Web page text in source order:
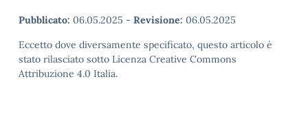
Pubblicato: 06.05.2025 - Revisione: 06.05.2025
Eccetto dove diversamente specificato, questo articolo è
stato rilasciato sotto Licenza Creative Commons
Attribuzione 4.0 Italia.